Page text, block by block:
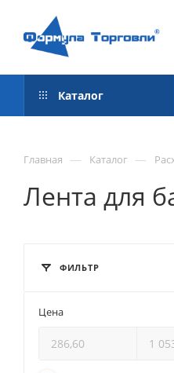
Каталог
Главная — Каталог —
Лента для
ФИЛЬТР
Цена